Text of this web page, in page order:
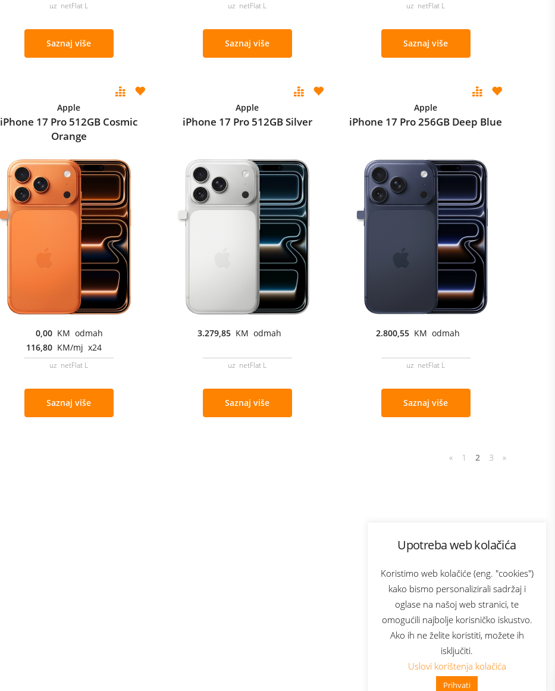
Upotreba web kolačića
Koristimo web kolačiće (eng. "cookies")
kako bismo personalizirali sadržaj i
oglase na našoj web stranici, te
omogućili najbolje korisničko iskustvo.
Ako ih ne želite koristiti, možete ih
isključiti.
Uslovi korištenja kolačića
Prihvati
👋 Zdravo, kako mogu pomoći?
uz netFlat L
Saznaj više
uz netFlat L
Saznaj više
uz netFlat L
Saznaj više
Apple
iPhone 17 Pro 512GB Cosmic
Orange
0,00 KM odmah
116,80 KM/mj x24
uz netFlat L
Saznaj više
Apple
iPhone 17 Pro 512GB Silver
3.279,85 KM odmah
uz netFlat L
Saznaj više
Apple
iPhone 17 Pro 256GB Deep Blue
2.800,55 KM odmah
uz netFlat L
Saznaj više
« 1 2 3 »
Bonus plus
Prijava za newsletter